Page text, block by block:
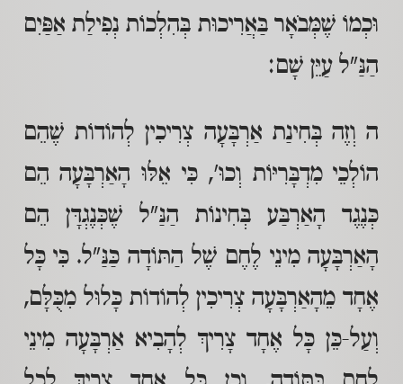
וּכְמוֹ שֶׁמְּבֹאָר בַּאֲרִיכוּת בְּהִלְכוֹת נְפִילַת אַפַּיִם
הַנַּ"ל עַיֵּן שָׁם:
ה וְזֶה בְּחִינַת אַרְבָּעָה צְרִיכִין לְהוֹדוֹת שֶׁהֵם
הוֹלְכֵי מִדְבָּרִיּוֹת וְכוּ', כִּי אֵלּוּ הָאַרְבָּעָה הֵם
כְּנֶגֶד הָאַרְבַּע בְּחִינוֹת הַנַּ"ל שֶׁכְּנֶגְדָּן הֵם
הָאַרְבָּעָה מִינֵי לֶחֶם שֶׁל הַתּוֹדָה כַּנַּ"ל. כִּי כָּל
אֶחָד מֵהָאַרְבָּעָה צְרִיכִין לְהוֹדוֹת כָּלוּל מִכֻּלָּם,
וְעַל-כֵּן כָּל אֶחָד צָרִיךְ לְהָבִיא אַרְבָּעָה מִינֵי